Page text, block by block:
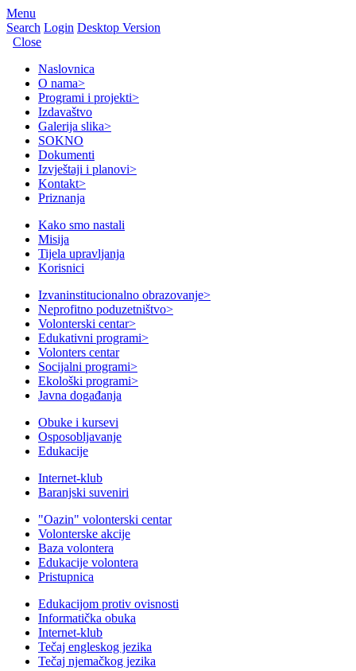
Menu
Search Login Desktop Version
Close
Naslovnica
O nama>
Programi i projekti>
Izdavaštvo
Galerija slika>
SOKNO
Dokumenti
Izvještaji i planovi>
Kontakt>
Priznanja
Kako smo nastali
Misija
Tijela upravljanja
Korisnici
Izvaninstitucionalno obrazovanje>
Neprofitno poduzetništvo>
Volonterski centar>
Edukativni programi>
Volonters centar
Socijalni programi>
Ekološki programi>
Javna događanja
Obuke i kursevi
Osposobljavanje
Edukacije
Internet-klub
Baranjski suveniri
"Oazin" volonterski centar
Volonterske akcije
Baza volontera
Edukacije volontera
Pristupnica
Edukacijom protiv ovisnosti
Informatička obuka
Internet-klub
Tečaj engleskog jezika
Tečaj njemačkog jezika